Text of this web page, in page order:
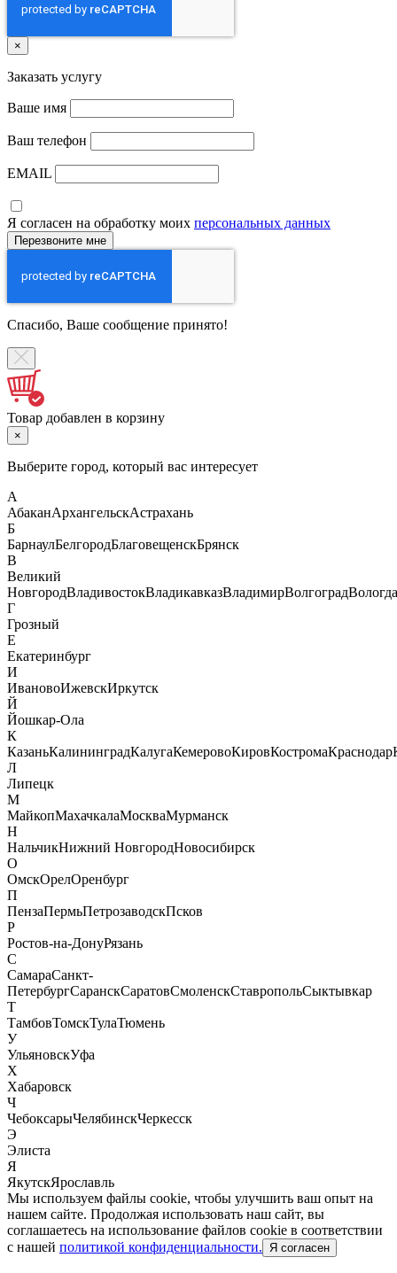
×
Заказать услугу
Ваше имя
Ваш телефон
EMAIL
Я согласен на обработку моих персональных данных
Спасибо, Ваше сообщение принято!
Товар добавлен в корзину
×
Выберите город, который вас интересует
А
АбаканАрхангельскАстрахань
Б
БарнаулБелгородБлаговещенскБрянск
В
Великий
НовгородВладивостокВладикавказВладимирВолгоградВологда
Г
Грозный
Е
Екатеринбург
И
ИвановоИжевскИркутск
Й
Йошкар-Ола
К
КазаньКалининградКалугаКемеровоКировКостромаКраснодар
Л
Липецк
М
МайкопМахачкалаМоскваМурманск
Н
НальчикНижний НовгородНовосибирск
О
ОмскОрелОренбург
П
ПензаПермьПетрозаводскПсков
Р
Ростов-на-ДонуРязань
С
СамараСанкт-
ПетербургСаранскСаратовСмоленскСтавропольСыктывкар
Т
ТамбовТомскТулаТюмень
У
УльяновскУфа
Х
Хабаровск
Ч
ЧебоксарыЧелябинскЧеркесск
Э
Элиста
Я
ЯкутскЯрославль
Мы используем файлы cookie, чтобы улучшить ваш опыт на
нашем сайте. Продолжая использовать наш сайт, вы
соглашаетесь на использование файлов cookie в соответствии
с нашей политикой конфиденциальности. Я согласен